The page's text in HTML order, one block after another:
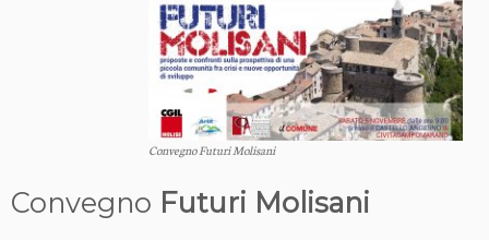
Convegno Futuri Molisani
Convegno Futuri Molisani